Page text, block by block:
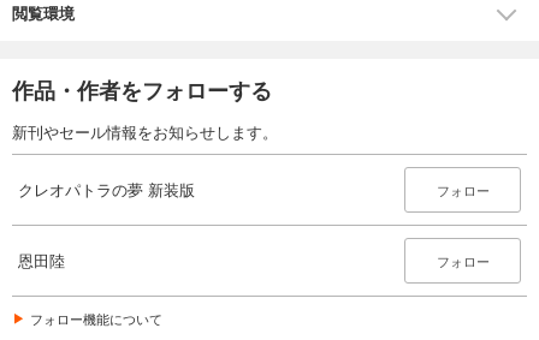
閲覧環境
作品・作者をフォローする
新刊やセール情報をお知らせします。
クレオパトラの夢 新装版 フォロー
恩田陸 フォロー
フォロー機能について